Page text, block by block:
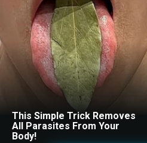
This Simple Trick Removes
All Parasites From Your
Body!